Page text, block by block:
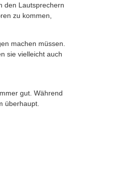
den Lautsprechern
zu kommen,
machen müssen.
sie vielleicht auch
gut. Während
überhaupt.